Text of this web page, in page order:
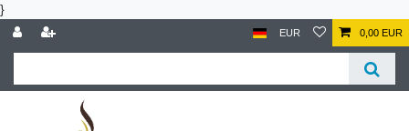
}
EUR 0,00 EUR